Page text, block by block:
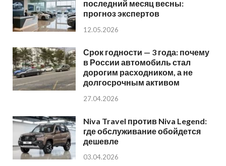
последний месяц весны:
прогноз экспертов
12.05.2026
Срок годности — 3 года: почему
в России автомобиль стал
дорогим расходником, а не
долгосрочным активом
27.04.2026
Niva Travel против Niva Legend:
где обслуживание обойдется
дешевле
03.04.2026